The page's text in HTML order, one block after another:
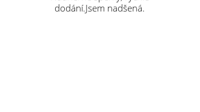
dodání.Jsem nadšená.